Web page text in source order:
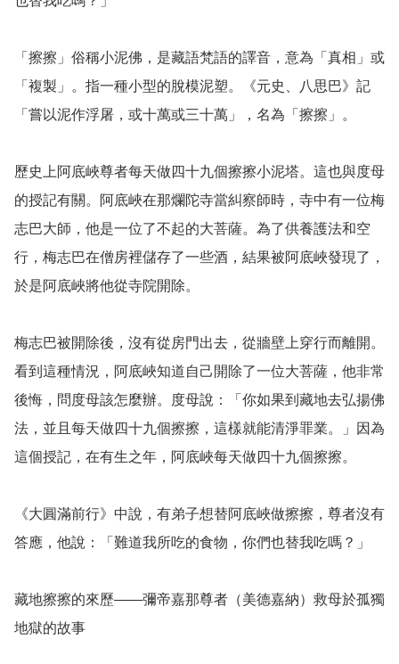
「擦擦」俗稱小泥佛，是藏語梵語的譯音，意為「真相」或
「複製」。指一種小型的脫模泥塑。《元史、八思巴》記
「嘗以泥作浮屠，或十萬或三十萬」，名為「擦擦」。
歷史上阿底峽尊者每天做四十九個擦擦小泥塔。這也與度母
的授記有關。阿底峽在那爛陀寺當糾察師時，寺中有一位梅
志巴大師，他是一位了不起的大菩薩。為了供養護法和空
行，梅志巴在僧房裡儲存了一些酒，結果被阿底峽發現了，
於是阿底峽將他從寺院開除。
梅志巴被開除後，沒有從房門出去，從牆壁上穿行而離開。
看到這種情況，阿底峽知道自己開除了一位大菩薩，他非常
後悔，問度母該怎麼辦。度母說：「你如果到藏地去弘揚佛
法，並且每天做四十九個擦擦，這樣就能清淨罪業。」因為
這個授記，在有生之年，阿底峽每天做四十九個擦擦。
《大圓滿前行》中說，有弟子想替阿底峽做擦擦，尊者沒有
答應，他說：「難道我所吃的食物，你們也替我吃嗎？」
藏地擦擦的來歷——彌帝嘉那尊者（美德嘉納）救母於孤獨
地獄的故事